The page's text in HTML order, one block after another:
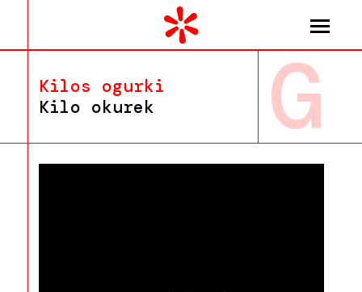
Kilos ogurki
Kilo okurek
G